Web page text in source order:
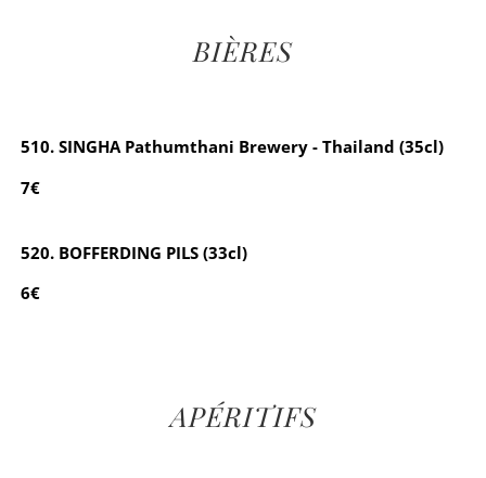
BIÈRES
510. SINGHA Pathumthani Brewery - Thailand (35cl)
7€
520. BOFFERDING PILS (33cl)
6€
APÉRITIFS